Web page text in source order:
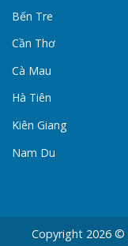
Bến Tre
Cần Thơ
Cà Mau
Hà Tiên
Kiên Giang
Nam Du
Copyright 2026 ©